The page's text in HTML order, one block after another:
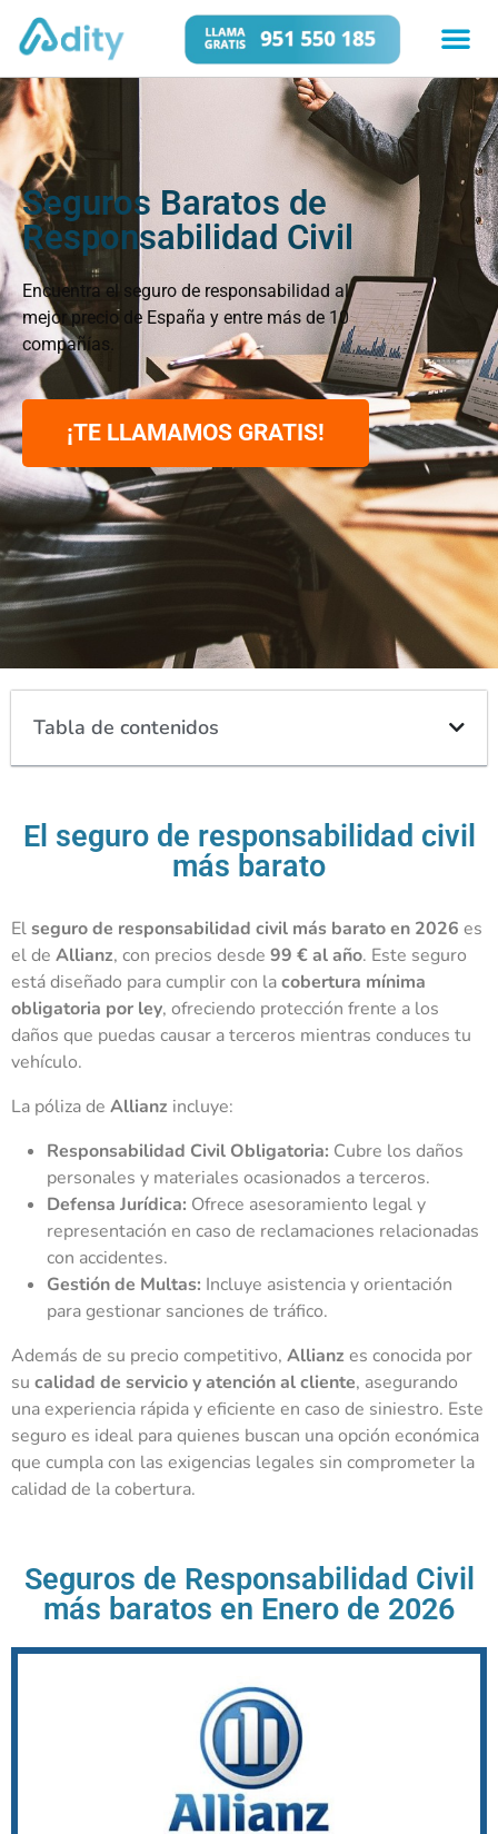
Seguros Baratos de
Responsabilidad Civil
Encuentra el seguro de responsabilidad al
mejor precio de España y entre más de 10
compañías.
¡TE LLAMAMOS GRATIS!
Tabla de contenidos
El seguro de responsabilidad civil
más barato
Elseguro de responsabilidad civil más barato en 2026 es
el de Allianz, con precios desde 99 € al año. Este seguro
está diseñado para cumplir con lacobertura mínima
obligatoria por ley, ofreciendo protección frente a los
daños que puedas causar a terceros mientras conduces tu
vehículo.
La póliza de Allianz incluye:
Responsabilidad Civil Obligatoria: Cubre los daños
personales y materiales ocasionados a terceros.
Defensa Jurídica: Ofrece asesoramiento legal y
representación en caso de reclamaciones relacionadas
con accidentes.
Gestión de Multas: Incluye asistencia y orientación
para gestionar sanciones de tráfico.
Además de su precio competitivo, Allianz es conocida por
su calidad de servicio y atención al cliente, asegurando
una experiencia rápida y eficiente en caso de siniestro. Este
seguro es ideal para quienes buscan una opción económica
que cumpla con las exigencias legales sin comprometer la
calidad de la cobertura.
Seguros de Responsabilidad Civil
más baratos en Enero de 2026